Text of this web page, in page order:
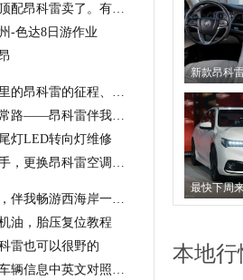
把13年顶配昂科雷卖了。有些舍不得
-色达8日游作业
8000公里的昂科雷的征程、购买考量及使用心得
不走寻常路——昂科雷伴我同行
灯LED转向灯维修
自己动手，更换昂科雷空调滤芯教程
昂克雷，伴我畅游西海岸一号公路
油，胎压复位教程
雷也可以很野的
昂科雷车辆信息中英文对照（来源于网络）
本地行